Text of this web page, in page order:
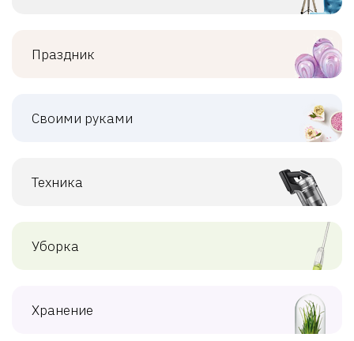
Праздник
Своими руками
Техника
Уборка
Хранение